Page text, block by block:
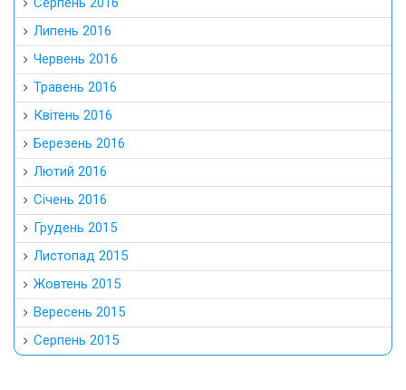
Липень 2016
Червень 2016
Травень 2016
Квітень 2016
Березень 2016
Лютий 2016
Січень 2016
Грудень 2015
Листопад 2015
Жовтень 2015
Вересень 2015
Серпень 2015